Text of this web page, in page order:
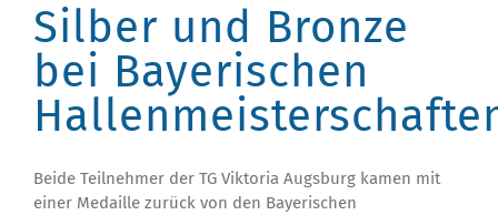
Silber und Bronze
bei Bayerischen
Beide Teilnehmer der TG Viktoria Augsburg kamen mit
einer Medaille zurück von den Bayerischen